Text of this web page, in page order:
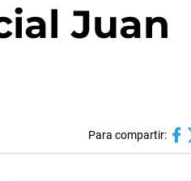
Juan
Para compartir: